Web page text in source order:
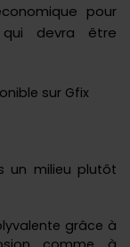
pour
devra être
sur Gfix
un milieu plutôt
grâce à